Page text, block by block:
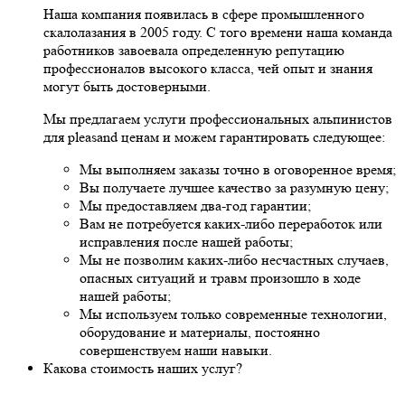
Наша компания появилась в сфере промышленного
скалолазания в 2005 году. С того времени наша команда
работников завоевала определенную репутацию
профессионалов высокого класса, чей опыт и знания
могут быть достоверными.
Мы предлагаем услуги профессиональных альпинистов
для pleasand ценам и можем гарантировать следующее:
Мы выполняем заказы точно в оговоренное время;
Вы получаете лучшее качество за разумную цену;
Мы предоставляем два-год гарантии;
Вам не потребуется каких-либо переработок или
исправления после нашей работы;
Мы не позволим каких-либо несчастных случаев,
опасных ситуаций и травм произошло в ходе
нашей работы;
Мы используем только современные технологии,
оборудование и материалы, постоянно
совершенствуем наши навыки.
Какова стоимость наших услуг?